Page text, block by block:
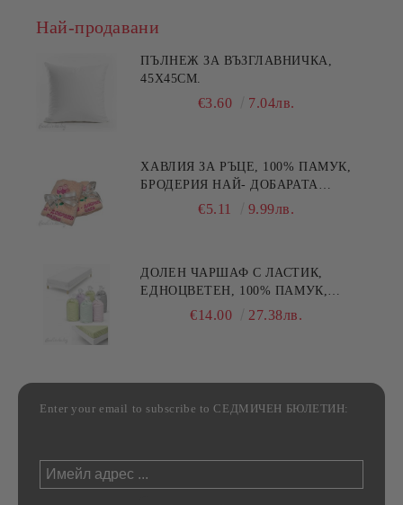
Най-продавани
ПЪЛНЕЖ ЗА ВЪЗГЛАВНИЧКА,
45X45СМ.
€3.60 7.04лв.
ХАВЛИЯ ЗА РЪЦЕ, 100% ПАМУК,
БРОДЕРИЯ НАЙ- ДОБАРАТА
МАЙКА/БАБА , РАЗМЕР:
€5.11 9.99лв.
ДОЛЕН ЧАРШАФ С ЛАСТИК,
ЕДНОЦВЕТЕН, 100% ПАМУК,
РАЗЛИЧНИ РАЗМЕРИ
€14.00 27.38лв.
Enter your email to subscribe to СЕДМИЧЕН БЮЛЕТИН: